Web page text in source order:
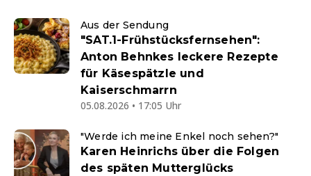
Aus der Sendung
"SAT.1-Frühstücksfernsehen":
Anton Behnkes leckere Rezepte
für Käsespätzle und
Kaiserschmarrn
05.08.2026 • 17:05 Uhr
"Werde ich meine Enkel noch sehen?"
Karen Heinrichs über die Folgen
des späten Mutterglücks